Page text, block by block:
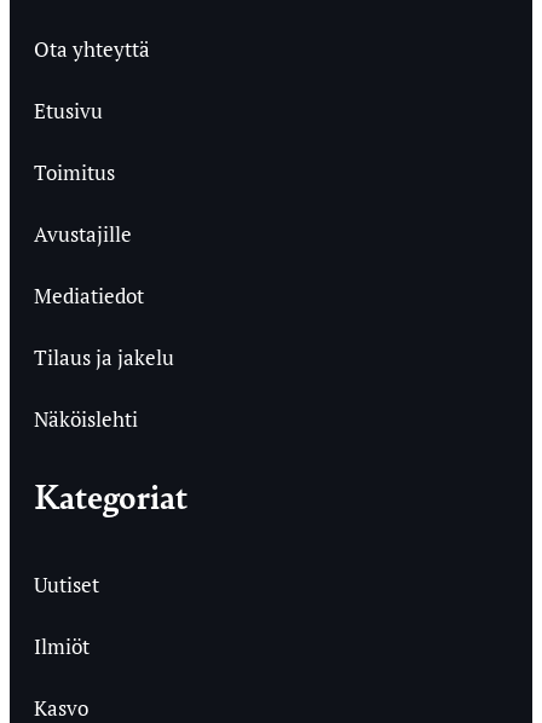
Ota yhteyttä
Etusivu
Toimitus
Avustajille
Mediatiedot
Tilaus ja jakelu
Näköislehti
Kategoriat
Uutiset
Ilmiöt
Kasvo